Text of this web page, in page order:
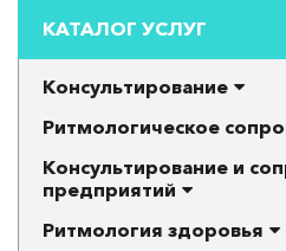
КАТАЛОГ УСЛУГ
Консультирование
Ритмологическое
Консультирование и
предприятий
Ритмология здоровья